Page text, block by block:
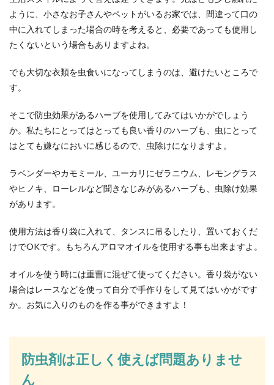
ように、小さなお子さんやペットがいるお家では、間違って口の
中に入れてしまった場合の時を考えると、必要であっても使用し
たくないという場合もありますよね。
でも大切な衣類を虫食いになってしまうのは、避けたいところで
す。
そこで防虫効果があるハーブを使用してみてはいかがでしょう
か。私たちにとってはとっても良い香りのハーブも、虫にとって
はとても嫌なにおいに感じるので、虫除けになりますよ。
ラベンダーやカモミール、ユーカリにゼラニウム、レモングラス
やヒノキ、ローレルなど聞きなじみがあるハーブも、虫除け効果
があります。
使用方法は香り袋に入れて、タンスに吊るしたり、置いておくだ
けでOKです。もちろんアロマオイルを使用する事も出来ますよ。
オイルを使う時には重曹に混ぜて使ってください。香り袋がない
場合はレースなどを使って自分で手作りをして見てはいかがです
か。お気に入りのものを作る事ができますよ！
防虫剤は正しく使えば問題ありませ
ん